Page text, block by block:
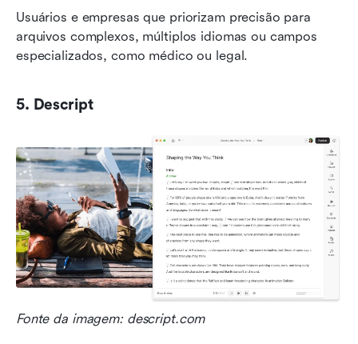
Usuários e empresas que priorizam precisão para
arquivos complexos, múltiplos idiomas ou campos
especializados, como médico ou legal.
5. Descript
Fonte da imagem: descript.com